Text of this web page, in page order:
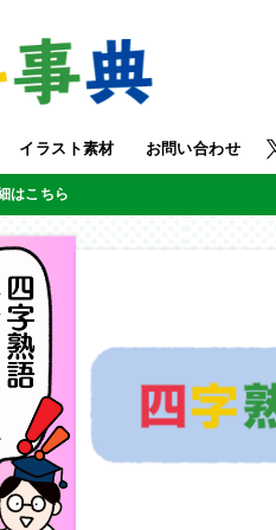
イラスト素材 お問い合わせ
はこちら